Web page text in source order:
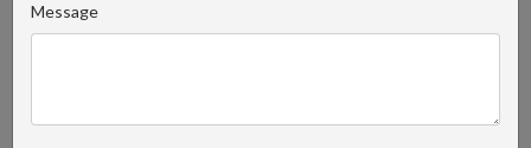
Piotr Raspopin
favoris
Message